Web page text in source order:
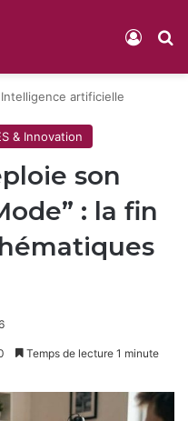
Intelligence artificielle
& Innovation
son
: la fin
Temps de lecture 1 minute